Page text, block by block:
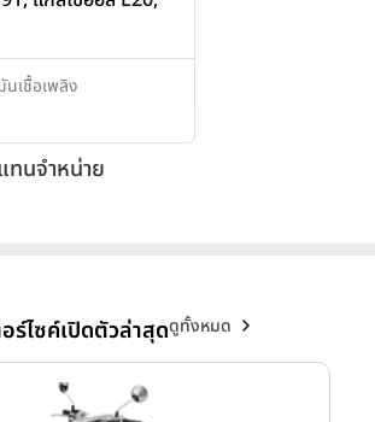
เชื้อเพลิง
ทนจำหน่าย
ร์ไซค์เปิดตัวล่าสุดดูทั้งหมด